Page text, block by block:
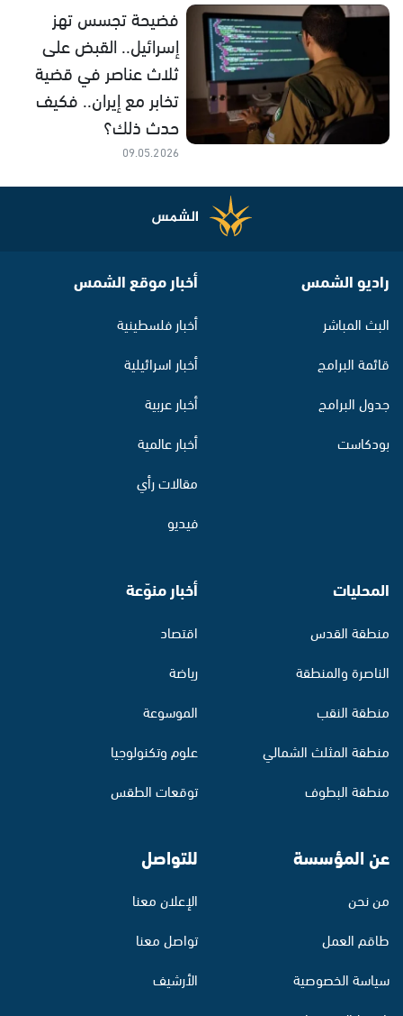
فضيحة تجسس تهز
إسرائيل.. القبض على
ثلاث عناصر في قضية
تخابر مع إيران.. فكيف
حدث ذلك؟
09.05.2026
راديو الشمس
البث المباشر
قائمة البرامج
جدول البرامج
بودكاست
أخبار موقع الشمس
أخبار فلسطينية
أخبار اسرائيلية
أخبار عربية
أخبار عالمية
مقالات رأي
فيديو
المحليات
منطقة القدس
الناصرة والمنطقة
منطقة النقب
منطقة المثلث الشمالي
منطقة البطوف
أخبار منوّعة
اقتصاد
رياضة
الموسوعة
علوم وتكنولوجيا
توقعات الطقس
عن المؤسسة
من نحن
طاقم العمل
سياسة الخصوصية
للتواصل
الإعلان معنا
تواصل معنا
الأرشيف